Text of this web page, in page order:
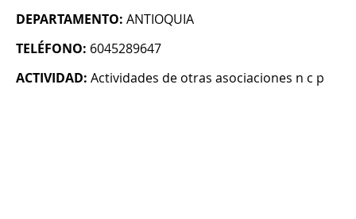
DEPARTAMENTO: ANTIOQUIA
TELÉFONO: 6045289647
ACTIVIDAD: Actividades de otras asociaciones n c p